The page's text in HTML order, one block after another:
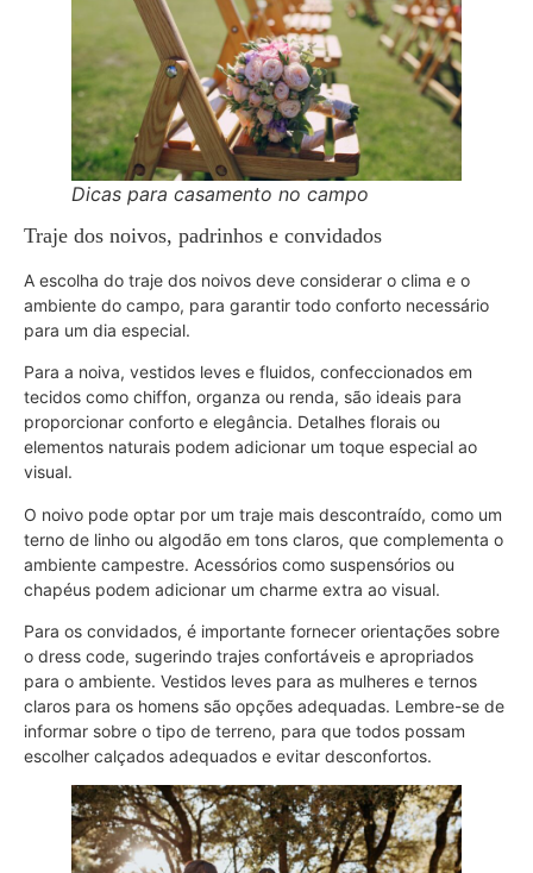
Dicas para casamento no campo
Traje dos noivos, padrinhos e convidados
A escolha do traje dos noivos deve considerar o clima e o
ambiente do campo, para garantir todo conforto necessário
para um dia especial.
Para a noiva, vestidos leves e fluidos, confeccionados em
tecidos como chiffon, organza ou renda, são ideais para
proporcionar conforto e elegância. Detalhes florais ou
elementos naturais podem adicionar um toque especial ao
visual.
O noivo pode optar por um traje mais descontraído, como um
terno de linho ou algodão em tons claros, que complementa o
ambiente campestre. Acessórios como suspensórios ou
chapéus podem adicionar um charme extra ao visual.
Para os convidados, é importante fornecer orientações sobre
o dress code, sugerindo trajes confortáveis e apropriados
para o ambiente. Vestidos leves para as mulheres e ternos
claros para os homens são opções adequadas. Lembre-se de
informar sobre o tipo de terreno, para que todos possam
escolher calçados adequados e evitar desconfortos.